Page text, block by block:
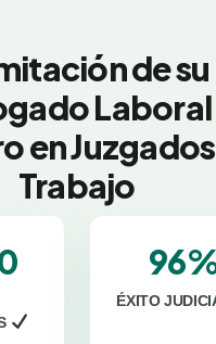
de su
Laboral
en
Trabajo
ÉXITO